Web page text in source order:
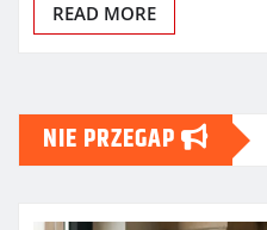
READ MORE
NIE PRZEGAP